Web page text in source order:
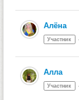
Алёна
Участник
Алла
Участник